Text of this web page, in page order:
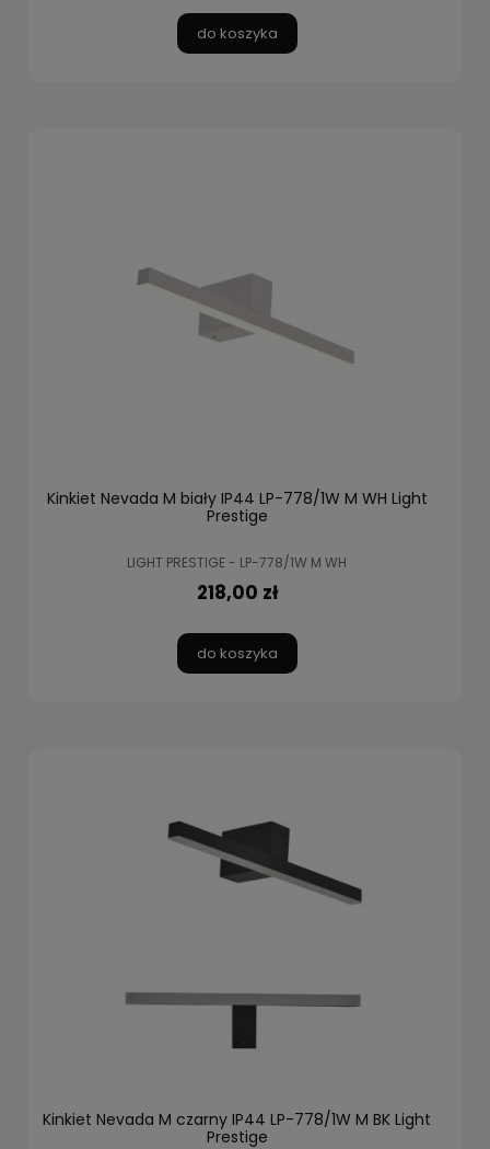
do koszyka
Kinkiet Nevada M biały IP44 LP-778/1W M WH Light
Prestige
LIGHT PRESTIGE - LP-778/1W M WH
218,00 zł
do koszyka
Kinkiet Nevada M czarny IP44 LP-778/1W M BK Light
Prestige